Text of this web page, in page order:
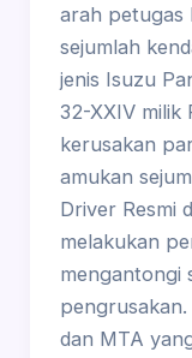
arah petugas
sejumlah
jenis Isuzu
32-XXIV milik
kerusakan
amukan
Driver Resmi
melakukan
mengantongi
dan MTA